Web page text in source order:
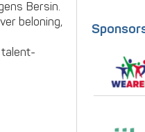
Bersin.
beloning,
talent-